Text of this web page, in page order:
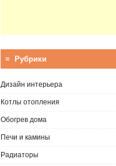
≡ Рубрики
Дизайн интерьера
Котлы отопления
Обогрев дома
Печи и камины
Радиаторы